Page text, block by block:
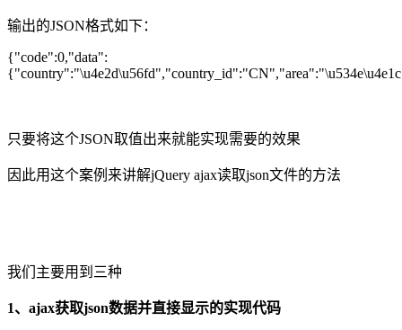
输出的JSON格式如下：
{"code":0,"data":
只要将这个JSON取值出来就能实现需要的效果
因此用这个案例来讲解jQuery ajax读取json文件的方法
我们主要用到三种
1、ajax获取json数据并直接显示的实现代码